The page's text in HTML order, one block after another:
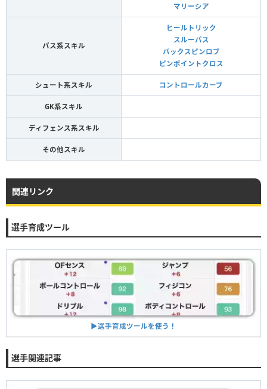
マリーシア
パス系スキル
ヒールトリック
スルーパス
バックスピンロブ
ピンポイントクロス
シュート系スキル コントロールカーブ
GK系スキル
ディフェンス系スキル
その他スキル
関連リンク
選手育成ツール
▶︎選手育成ツールを使う！
選手関連記事